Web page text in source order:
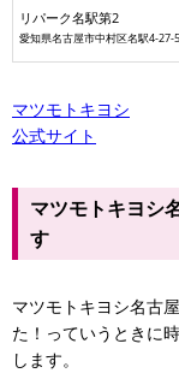
リパーク名駅第2
愛知県名古屋市中村区名駅4-27-5
マツモトキヨシ
公式サイト
マツモトキヨシ
す
マツモトキヨシ名古
た！っていうときに
します。